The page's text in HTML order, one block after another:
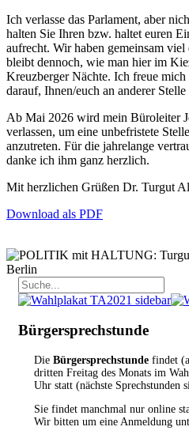
Ich verlasse das Parlament, aber
halten Sie Ihren bzw. haltet euren
aufrecht. Wir haben gemeinsam
bleibt dennoch, wie man hier im
Kreuzberger Nächte. Ich freue
darauf, Ihnen/euch an anderer
Ab Mai 2026 wird mein Büroleiter
verlassen, um eine unbefristete
anzutreten. Für die jahrelange
danke ich ihm ganz herzlich.
Mit herzlichen Grüßen Dr. Turgut
Download als PDF
Bürgersprechstunde
Die Bürgersprechstunde findet
dritten Freitag des Monats im
Uhr statt (nächste Sprechstunden
Sie findet manchmal nur online
Wir bitten um eine Anmeldung